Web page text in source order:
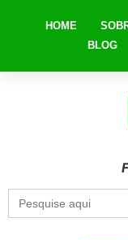
HOME
BLOG
Search
for: